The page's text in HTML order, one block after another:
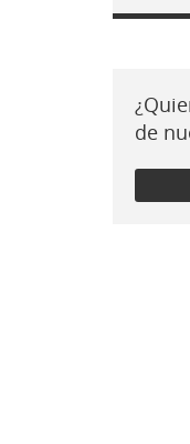
de